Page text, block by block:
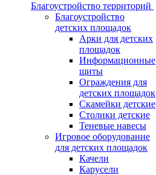
Благоустройство территорий
Благоустройство
детских площадок
Арки для детских
площадок
Информационные
щиты
Ограждения для
детских площадок
Скамейки детские
Столики детские
Теневые навесы
Игровое оборудование
для детских площадок
Качели
Карусели